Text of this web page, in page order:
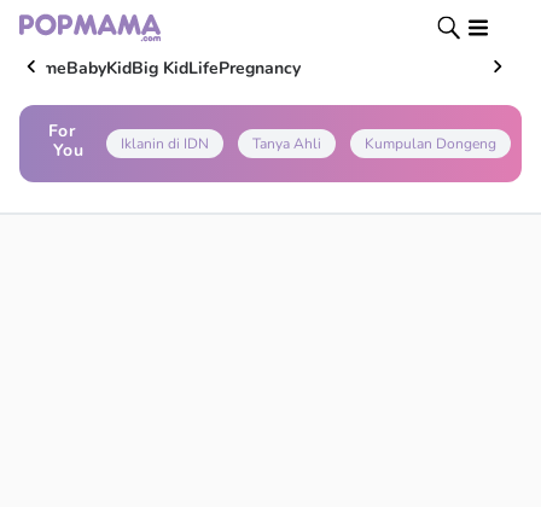
HomeBabyKidBig KidLifePregnancy
For
You
Iklanin di IDN Tanya Ahli Kumpulan Dongeng